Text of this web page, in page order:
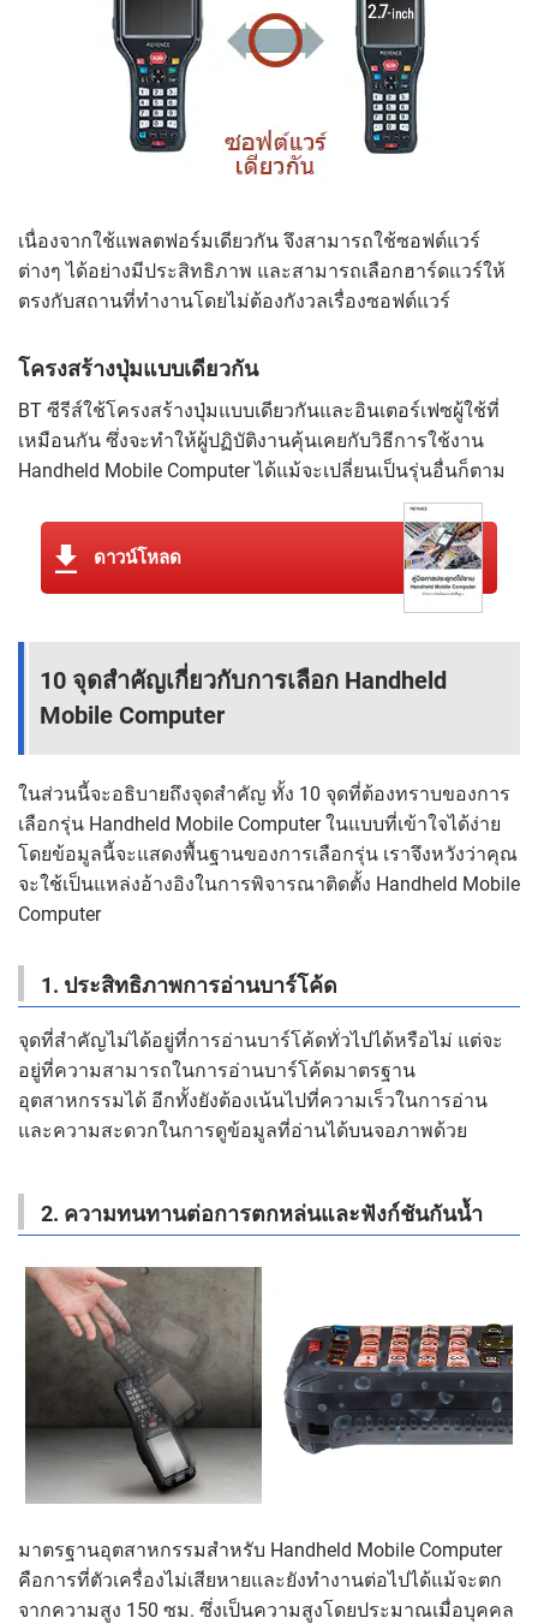
เนื่องจากใช้แพลตฟอร์มเดียวกัน จึงสามารถใช้ซอฟต์แวร์
ต่างๆ ได้อย่างมีประสิทธิภาพ และสามารถเลือกฮาร์ดแวร์ให้
ตรงกับสถานที่ทำงานโดยไม่ต้องกังวลเรื่องซอฟต์แวร์
โครงสร้างปุ่มแบบเดียวกัน
BT ซีรีส์ใช้โครงสร้างปุ่มแบบเดียวกันและอินเตอร์เฟซผู้ใช้ที่
เหมือนกัน ซึ่งจะทำให้ผู้ปฏิบัติงานคุ้นเคยกับวิธีการใช้งาน
Handheld Mobile Computer ได้แม้จะเปลี่ยนเป็นรุ่นอื่นก็ตาม
ดาวน์โหลด
10 จุดสำคัญเกี่ยวกับการเลือก Handheld
Mobile Computer
ในส่วนนี้จะอธิบายถึงจุดสำคัญ ทั้ง 10 จุดที่ต้องทราบของการ
เลือกรุ่น Handheld Mobile Computer ในแบบที่เข้าใจได้ง่าย
โดยข้อมูลนี้จะแสดงพื้นฐานของการเลือกรุ่น เราจึงหวังว่าคุณ
จะใช้เป็นแหล่งอ้างอิงในการพิจารณาติดตั้ง Handheld Mobile
Computer
1. ประสิทธิภาพการอ่านบาร์โค้ด
จุดที่สำคัญไม่ได้อยู่ที่การอ่านบาร์โค้ดทั่วไปได้หรือไม่ แต่จะ
อยู่ที่ความสามารถในการอ่านบาร์โค้ดมาตรฐาน
อุตสาหกรรมได้ อีกทั้งยังต้องเน้นไปที่ความเร็วในการอ่าน
และความสะดวกในการดูข้อมูลที่อ่านได้บนจอภาพด้วย
2. ความทนทานต่อการตกหล่นและฟังก์ชันกันน้ำ
มาตรฐานอุตสาหกรรมสำหรับ Handheld Mobile Computer
คือการที่ตัวเครื่องไม่เสียหายและยังทำงานต่อไปได้แม้จะตก
จากความสูง 150 ซม. ซึ่งเป็นความสูงโดยประมาณเมื่อบุคคล